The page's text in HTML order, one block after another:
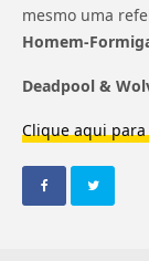
mesmo uma
Homem-
Deadpool &
Clique aqui